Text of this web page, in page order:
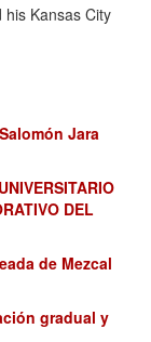
Kansas City
Jara
DEL
de Mezcal
gradual y